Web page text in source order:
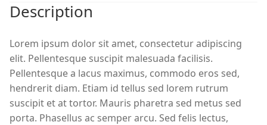
Description
Lorem ipsum dolor sit amet, consectetur adipiscing
elit. Pellentesque suscipit malesuada facilisis.
Pellentesque a lacus maximus, commodo eros sed,
hendrerit diam. Etiam id tellus sed lorem rutrum
suscipit et at tortor. Mauris pharetra sed metus sed
porta. Phasellus ac semper arcu. Sed felis lectus,